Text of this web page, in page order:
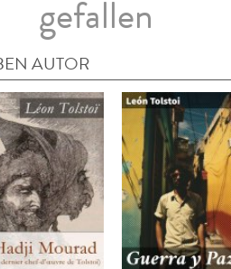
gefallen
AUTOR